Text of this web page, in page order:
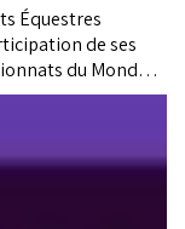
Équestres
de ses
du Monde
(Allemagne) du